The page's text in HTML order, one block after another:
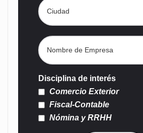
Disciplina de interés
Comercio Exterior
Fiscal-Contable
Nómina y RRHH